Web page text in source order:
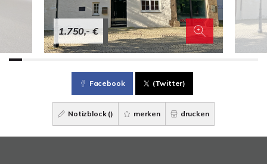
1.750,- €
Facebook (Twitter)
Notizblock () merken drucken